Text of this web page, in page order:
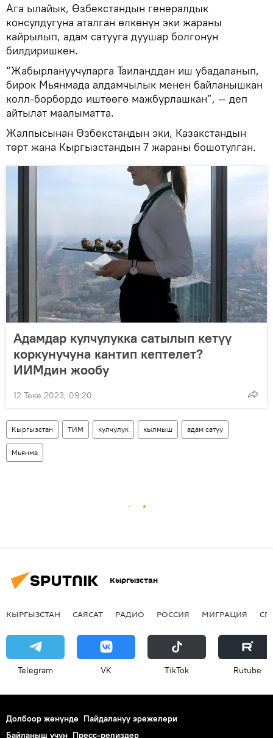
Ага ылайык, Өзбекстандын генералдык
консулдугуна аталган өлкөнүн эки жараны
кайрылып, адам сатууга дуушар болгонун
билдиришкен.
“Жабырлануучуларга Таиланддан иш убадаланып,
бирок Мьянмада алдамчылык менен байланышкан
колл-борбордо иштөөгө мажбурлашкан”, — деп
айтылат маалыматта.
Жалпысынан Өзбекстандын эки, Казакстандын
төрт жана Кыргызстандын 7 жараны бошотулган.
Адамдар кулчулукка сатылып кетүү
коркунучуна кантип кептелет?
ИИМдин жообу
12 Теке 2023, 09:20
Кыргызстан ТИМ кулчулук кылмыш адам сатуу
Мьянма
Кыргызстан
КЫРГЫЗСТАН САЯСАТ РАДИО РОССИЯ МИГРАЦИЯ
Telegram VK ТikТоk Rutube
Долбоор жөнүндө Пайдалануу эрежелери
Байланыш үчүн Пресс-релиздер